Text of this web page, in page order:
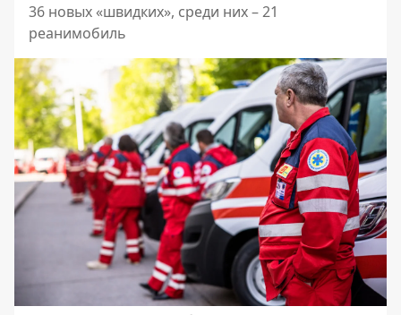
36 новых «швидких», среди них – 21
реанимобиль